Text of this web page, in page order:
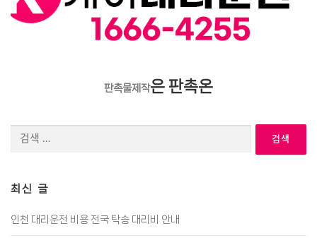
판촉물제작은 판촉온
최신 글
인천 대리운전 비용 전국 탁송 대리비 안내